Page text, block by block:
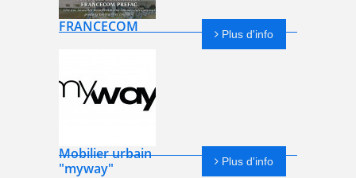
FRANCECOM Plus d'info
Mobilier urbain
"myway"
Plus d'info